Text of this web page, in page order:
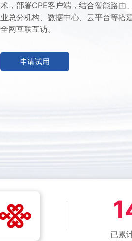
申请试用
术，部署CPE客户端，结合智能路由
业总分机构、数据中心、云平台等搭
全网互联互访。
已累